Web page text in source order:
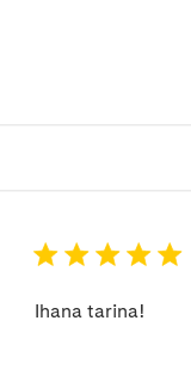
Ihana tarina!